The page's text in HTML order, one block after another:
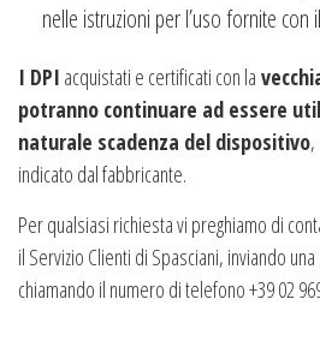
nelle istruzioni per l’uso fornite con
I DPI acquistati e certificati con la
potranno continuare ad essere
naturale scadenza del dispositivo,
indicato dal fabbricante.
Per qualsiasi richiesta vi preghiamo di
il Servizio Clienti di Spasciani, inviando
chiamando il numero di telefono +39 02